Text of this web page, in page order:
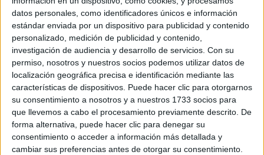
datos personales, como identificadores únicos e información
estándar enviada por un dispositivo para publicidad y contenido
personalizado, medición de publicidad y contenido,
investigación de audiencia y desarrollo de servicios. Con su
permiso, nosotros y nuestros socios podemos utilizar datos de
localización geográfica precisa e identificación mediante las
características de dispositivos. Puede hacer clic para otorgarnos
su consentimiento a nosotros y a nuestros 1733 socios para
que llevemos a cabo el procesamiento previamente descrito. De
forma alternativa, puede hacer clic para denegar su
consentimiento o acceder a información más detallada y
cambiar sus preferencias antes de otorgar su consentimiento.
que no he tenido tiempo de prepararmela...
Mi pregunta es!! sabeis si existen mas carreras publicas de
estas caracteristicas? tambien he mirado la carrera de diseño
y multimedia en la uni camilo jose cela? por cuanto podria
salir anualmente?
Inicio
Etiquetas:
Selectividad La universidad - un mundo Madrid
Publicidad y Relaciones Públicas
Madrid UCJC UCM